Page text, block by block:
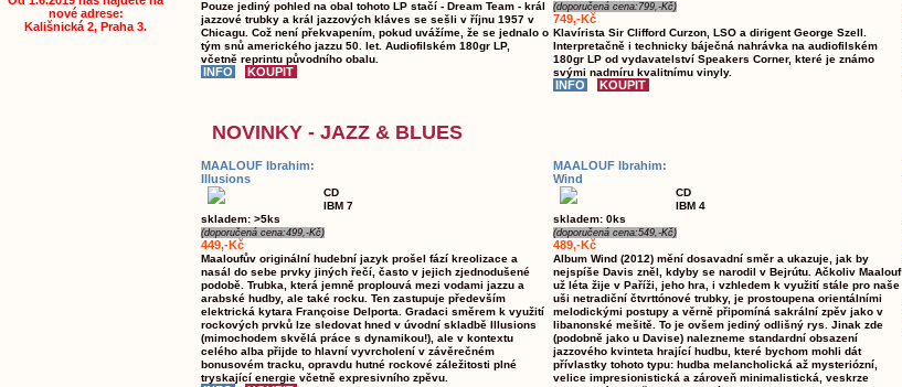
nové adrese:
Kališnická 2, Praha 3.
Pouze jediný pohled na obal tohoto LP stačí - Dream Team - král
jazzové trubky a král jazzových kláves se sešli v říjnu 1957 v
Chicagu. Což není překvapením, pokud uvážíme, že se jednalo o
tým snů amerického jazzu 50. let. Audiofilském 180gr LP,
včetně reprintu původního obalu.
(doporučená cena:799,-Kč)
749,-Kč
Klavírista Sir Clifford Curzon, LSO a dirigent George Szell.
Interpretačně i technicky báječná nahrávka na audiofilském
180gr LP od vydavatelství Speakers Corner, které je známo
svými nadmíru kvalitnímu vinyly.
NOVINKY - JAZZ & BLUES
MAALOUF Ibrahim:
Illusions
CD
IBM 7
skladem: >5ks
(doporučená cena:499,-Kč)
449,-Kč
Maaloufův originální hudební jazyk prošel fází kreolizace a
nasál do sebe prvky jiných řečí, často v jejich zjednodušené
podobě. Trubka, která jemně proplouvá mezi vodami jazzu a
arabské hudby, ale také rocku. Ten zastupuje především
elektrická kytara Françoise Delporta. Gradaci směrem k využití
rockových prvků lze sledovat hned v úvodní skladbě Illusions
(mimochodem skvělá práce s dynamikou!), ale v kontextu
celého alba přijde to hlavní vyvrcholení v závěrečném
bonusovém tracku, opravdu hutné rockové záležitosti plné
tryskající energie včetně expresivního zpěvu.
MAALOUF Ibrahim:
Wind
CD
IBM 4
skladem: 0ks
(doporučená cena:549,-Kč)
489,-Kč
Album Wind (2012) mění dosavadní směr a ukazuje, jak by
nejspíše Davis zněl, kdyby se narodil v Bejrútu. Ačkoliv Maalouf
už léta žije v Paříži, jeho hra, i vzhledem k využití stále pro naše
uši netradiční čtvrttónové trubky, je prostoupena orientálními
melodickými postupy a věrně připomíná sakrální zpěv jako v
libanonské mešitě. To je ovšem jediný odlišný rys. Jinak zde
(podobně jako u Davise) nalezneme standardní obsazení
jazzového kvinteta hrající hudbu, které bychom mohli dát
přívlastky tohoto typu: hudba melancholická až mysteriózní,
velice impresionistická a zároveň minimalistická, veskrze